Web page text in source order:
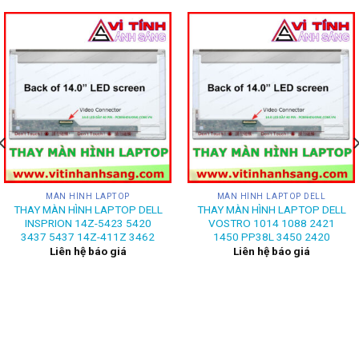
MÀN HÌNH LAPTOP
THAY MÀN HÌNH LAPTOP DELL
INSPRION 14Z-5423 5420
3437 5437 14Z-411Z 3462
Liên hệ báo giá
MÀN HÌNH LAPTOP DELL
THAY MÀN HÌNH LAPTOP DELL
VOSTRO 1014 1088 2421
1450 PP38L 3450 2420
Liên hệ báo giá